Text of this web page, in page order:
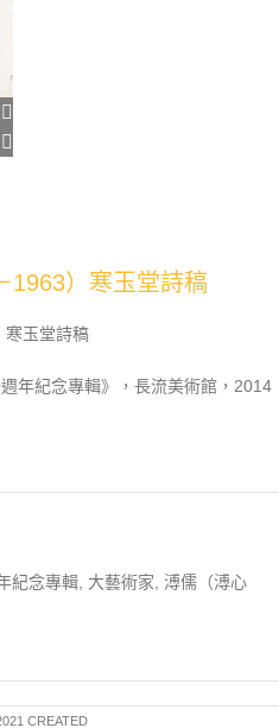
1963）寒玉堂詩稿
寒玉堂詩稿
年紀念專輯》，長流美術館，2014
紀念專輯 大藝術家
溥儒（溥心
CREATED